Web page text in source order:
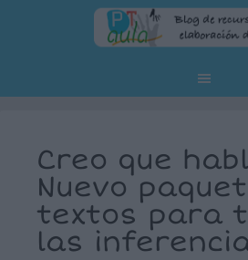
Creo que
Nuevo
textos para
las